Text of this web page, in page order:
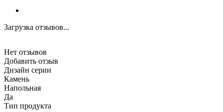
Загрузка отзывов...
Нет отзывов
Добавить отзыв
Дизайн серии
Камень
Напольная
Да
Тип продукта